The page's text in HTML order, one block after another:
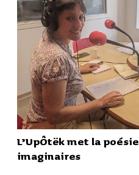
L’UpÔtëk met la
imagi­naires